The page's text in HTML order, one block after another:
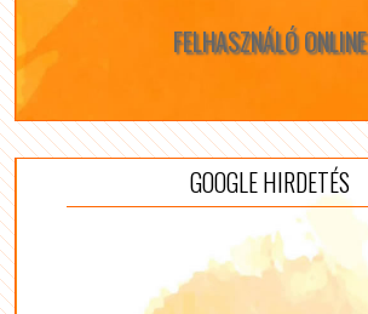
FELHASZNÁLÓ ONLINE
GOOGLE HIRDETÉS